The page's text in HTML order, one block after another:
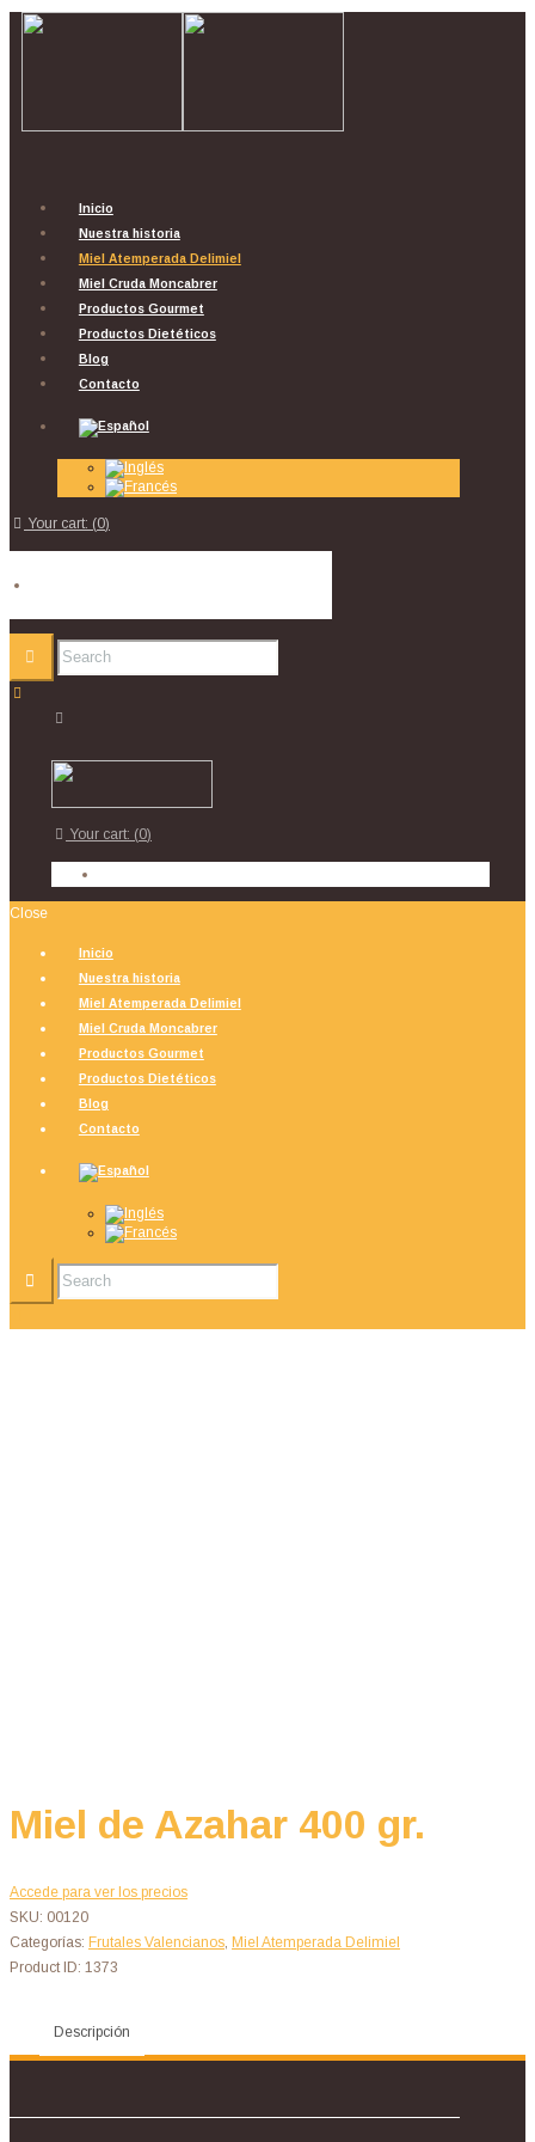
Inicio
Nuestra historia
Miel Atemperada Delimiel
Miel Cruda Moncabrer
Productos Gourmet
Productos Dietéticos
Blog
Contacto
Your cart: (0)
Your cart: (0)
Close
Inicio
Nuestra historia
Miel Atemperada Delimiel
Miel Cruda Moncabrer
Productos Gourmet
Productos Dietéticos
Blog
Contacto
Miel de Azahar 400 gr.
Accede para ver los precios
SKU: 00120
Categorías: Frutales Valencianos, Miel Atemperada Delimiel
Product ID: 1373
Descripción